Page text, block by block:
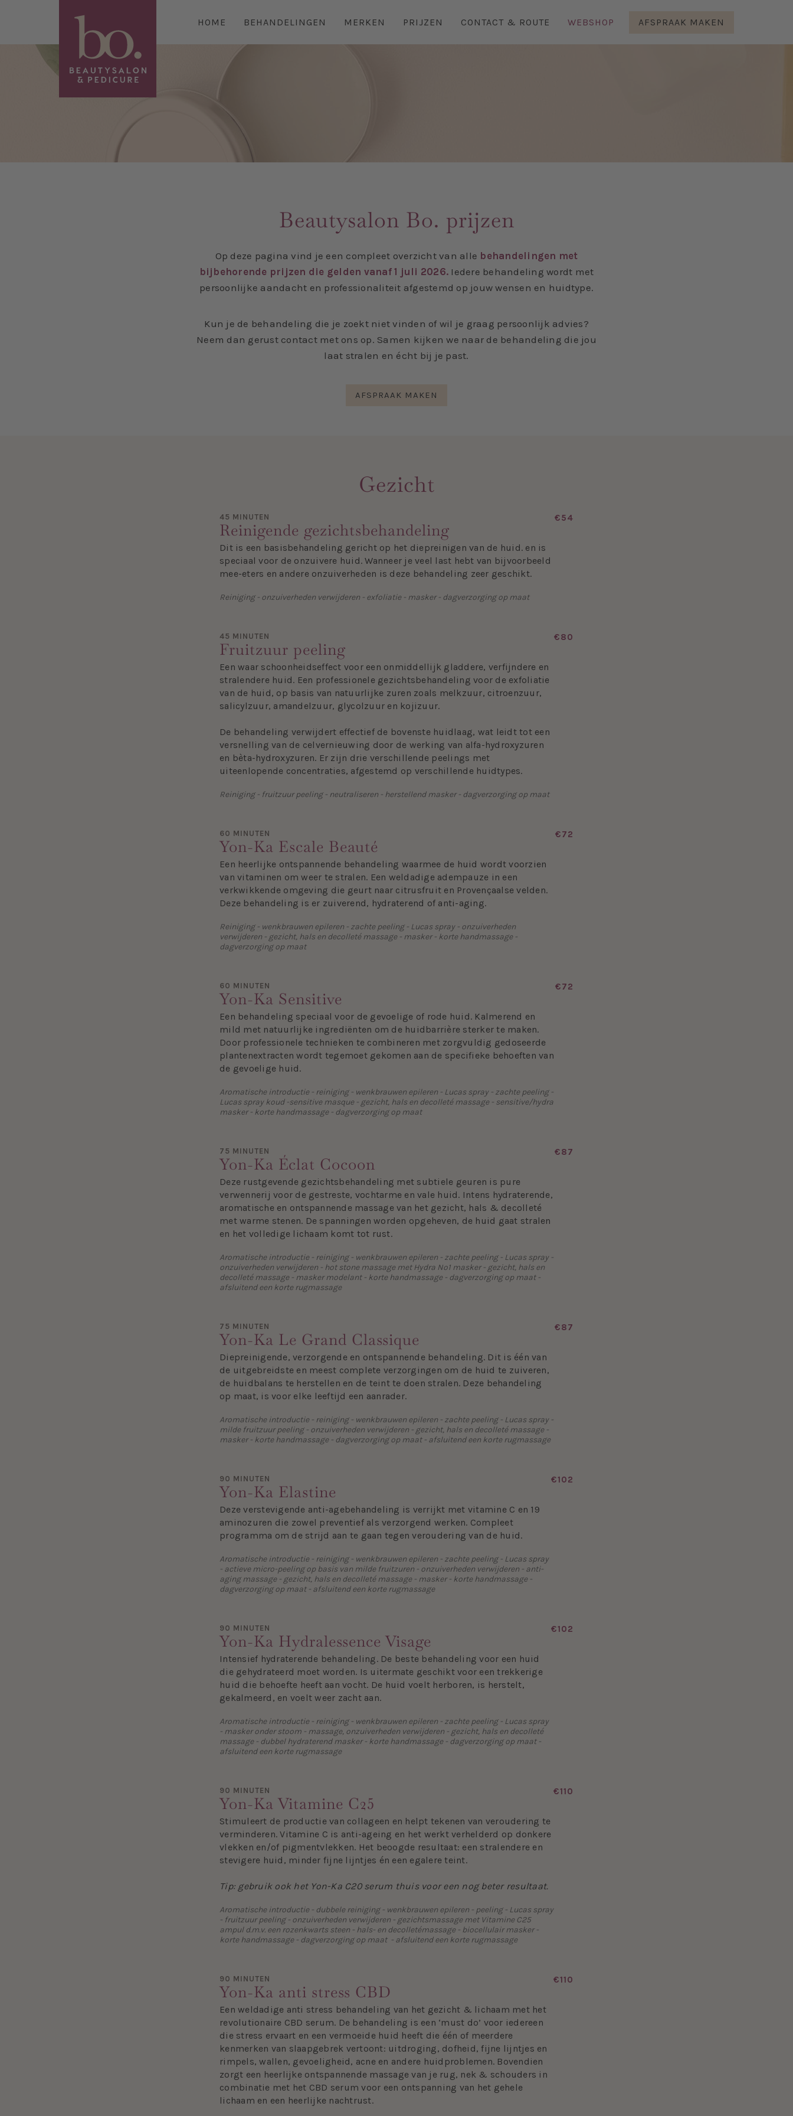
HOME BEHANDELINGEN MERKEN PRIJZEN CONTACT & ROUTE WEBSHOP AFSPRAAK MAKEN
Beautysalon Bo. prijzen
Op deze pagina vind je een compleet overzicht van alle behandelingen met
bijbehorende prijzen die gelden vanaf 1 juli 2026. Iedere behandeling wordt met
persoonlijke aandacht en professionaliteit afgestemd op jouw wensen en huidtype.
Kun je de behandeling die je zoekt niet vinden of wil je graag persoonlijk advies?
Neem dan gerust contact met ons op. Samen kijken we naar de behandeling die jou
laat stralen en écht bij je past.
AFSPRAAK MAKEN
Gezicht
45 MINUTEN
Reinigende gezichtsbehandeling
Dit is een basisbehandeling gericht op het diepreinigen van de huid. en is
speciaal voor de onzuivere huid. Wanneer je veel last hebt van bijvoorbeeld
mee-eters en andere onzuiverheden is deze behandeling zeer geschikt.
Reiniging - onzuiverheden verwijderen - exfoliatie - masker - dagverzorging op maat
€54
45 MINUTEN
Fruitzuur peeling
Een waar schoonheidseffect voor een onmiddellijk gladdere, verfijndere en
stralendere huid. Een professionele gezichtsbehandeling voor de exfoliatie
van de huid, op basis van natuurlijke zuren zoals melkzuur, citroenzuur,
salicylzuur, amandelzuur, glycolzuur en kojizuur.
De behandeling verwijdert effectief de bovenste huidlaag, wat leidt tot een
versnelling van de celvernieuwing door de werking van alfa-hydroxyzuren
en bèta-hydroxyzuren. Er zijn drie verschillende peelings met
uiteenlopende concentraties, afgestemd op verschillende huidtypes.
Reiniging - fruitzuur peeling - neutraliseren - herstellend masker - dagverzorging op maat
€80
60 MINUTEN
Yon-Ka Escale Beauté
Een heerlijke ontspannende behandeling waarmee de huid wordt voorzien
van vitaminen om weer te stralen. Een weldadige adempauze in een
verkwikkende omgeving die geurt naar citrusfruit en Provençaalse velden.
Deze behandeling is er zuiverend, hydraterend of anti-aging.
Reiniging - wenkbrauwen epileren - zachte peeling - Lucas spray - onzuiverheden
verwijderen - gezicht, hals en decolleté massage - masker - korte handmassage -
dagverzorging op maat
€72
60 MINUTEN
Yon-Ka Sensitive
Een behandeling speciaal voor de gevoelige of rode huid. Kalmerend en
mild met natuurlijke ingrediënten om de huidbarrière sterker te maken.
Door professionele technieken te combineren met zorgvuldig gedoseerde
plantenextracten wordt tegemoet gekomen aan de specifieke behoeften van
de gevoelige huid.
Aromatische introductie - reiniging - wenkbrauwen epileren - Lucas spray - zachte peeling -
Lucas spray koud -sensitive masque - gezicht, hals en decolleté massage - sensitive/hydra
masker - korte handmassage - dagverzorging op maat
€72
75 MINUTEN
Yon-Ka Éclat Cocoon
Deze rustgevende gezichtsbehandeling met subtiele geuren is pure
verwennerij voor de gestreste, vochtarme en vale huid. Intens hydraterende,
aromatische en ontspannende massage van het gezicht, hals & decolleté
met warme stenen. De spanningen worden opgeheven, de huid gaat stralen
en het volledige lichaam komt tot rust.
Aromatische introductie - reiniging - wenkbrauwen epileren - zachte peeling - Lucas spray -
onzuiverheden verwijderen - hot stone massage met Hydra No1 masker - gezicht, hals en
decolleté massage - masker modelant - korte handmassage - dagverzorging op maat -
afsluitend een korte rugmassage
€87
75 MINUTEN
Yon-Ka Le Grand Classique
Diepreinigende, verzorgende en ontspannende behandeling. Dit is één van
de uitgebreidste en meest complete verzorgingen om de huid te zuiveren,
de huidbalans te herstellen en de teint te doen stralen. Deze behandeling
op maat, is voor elke leeftijd een aanrader.
Aromatische introductie - reiniging - wenkbrauwen epileren - zachte peeling - Lucas spray -
milde fruitzuur peeling - onzuiverheden verwijderen - gezicht, hals en decolleté massage -
masker - korte handmassage - dagverzorging op maat - afsluitend een korte rugmassage
€87
90 MINUTEN
Yon-Ka Elastine
Deze verstevigende anti-agebehandeling is verrijkt met vitamine C en 19
aminozuren die zowel preventief als verzorgend werken. Compleet
programma om de strijd aan te gaan tegen veroudering van de huid.
Aromatische introductie - reiniging - wenkbrauwen epileren - zachte peeling - Lucas spray
- actieve micro-peeling op basis van milde fruitzuren - onzuiverheden verwijderen - anti-
aging massage - gezicht, hals en decolleté massage - masker - korte handmassage -
dagverzorging op maat - afsluitend een korte rugmassage
€102
90 MINUTEN
Yon-Ka Hydralessence Visage
Intensief hydraterende behandeling. De beste behandeling voor een huid
die gehydrateerd moet worden. Is uitermate geschikt voor een trekkerige
huid die behoefte heeft aan vocht. De huid voelt herboren, is herstelt,
gekalmeerd, en voelt weer zacht aan.
Aromatische introductie - reiniging - wenkbrauwen epileren - zachte peeling - Lucas spray
- masker onder stoom - massage, onzuiverheden verwijderen - gezicht, hals en decolleté
massage - dubbel hydraterend masker - korte handmassage - dagverzorging op maat -
afsluitend een korte rugmassage
€102
90 MINUTEN
Yon-Ka Vitamine C25
Stimuleert de productie van collageen en helpt tekenen van veroudering te
verminderen. Vitamine C is anti-ageing en het werkt verhelderd op donkere
vlekken en/of pigmentvlekken. Het beoogde resultaat: een stralendere en
stevigere huid, minder fijne lijntjes én een egalere teint.
Tip: gebruik ook het Yon-Ka C20 serum thuis voor een nog beter resultaat.
Aromatische introductie - dubbele reiniging - wenkbrauwen epileren - peeling - Lucas spray
- fruitzuur peeling - onzuiverheden verwijderen - gezichtsmassage met Vitamine C25
ampul d.m.v. een rozenkwarts steen - hals- en decolletémassage - biocellulair masker -
korte handmassage - dagverzorging op maat - afsluitend een korte rugmassage
€110
90 MINUTEN
Yon-Ka anti stress CBD
Een weldadige anti stress behandeling van het gezicht & lichaam met het
revolutionaire CBD serum. De behandeling is een ‘must do’ voor iedereen
die stress ervaart en een vermoeide huid heeft die één of meerdere
kenmerken van slaapgebrek vertoont: uitdroging, dofheid, fijne lijntjes en
rimpels, wallen, gevoeligheid, acne en andere huidproblemen. Bovendien
zorgt een heerlijke ontspannende massage van je rug, nek & schouders in
combinatie met het CBD serum voor een ontspanning van het gehele
lichaam en een heerlijke nachtrust.
€110